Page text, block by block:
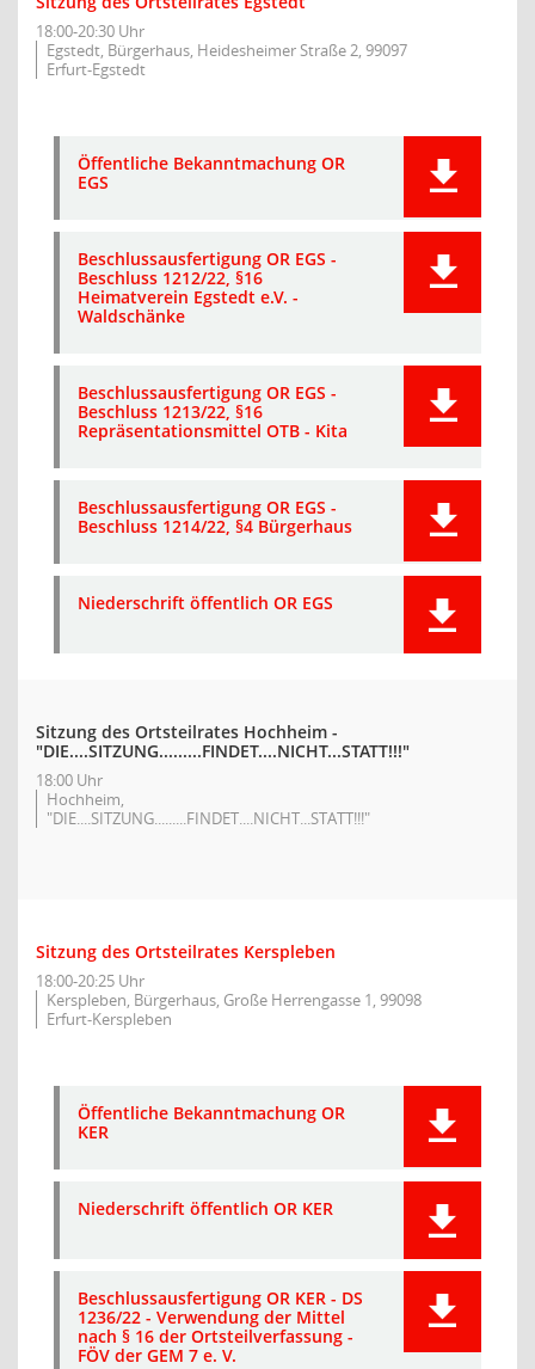
18:00-20:30 Uhr
Egstedt, Bürgerhaus, Heidesheimer Straße 2, 99097
Erfurt-Egstedt
Öffentliche Bekanntmachung OR
EGS
Beschlussausfertigung OR EGS -
Beschluss 1212/22, §16
Heimatverein Egstedt e.V. -
Waldschänke
Beschlussausfertigung OR EGS -
Beschluss 1213/22, §16
Repräsentationsmittel OTB - Kita
Beschlussausfertigung OR EGS -
Beschluss 1214/22, §4 Bürgerhaus
Niederschrift öffentlich OR EGS
Sitzung des Ortsteilrates Hochheim -
"DIE....SITZUNG.........FINDET....NICHT...STATT!!!"
18:00 Uhr
Hochheim,
"DIE....SITZUNG.........FINDET....NICHT...STATT!!!"
Sitzung des Ortsteilrates Kerspleben
18:00-20:25 Uhr
Kerspleben, Bürgerhaus, Große Herrengasse 1, 99098
Erfurt-Kerspleben
Öffentliche Bekanntmachung OR
KER
Niederschrift öffentlich OR KER
Beschlussausfertigung OR KER - DS
1236/22 - Verwendung der Mittel
nach § 16 der Ortsteilverfassung -
FÖV der GEM 7 e. V.